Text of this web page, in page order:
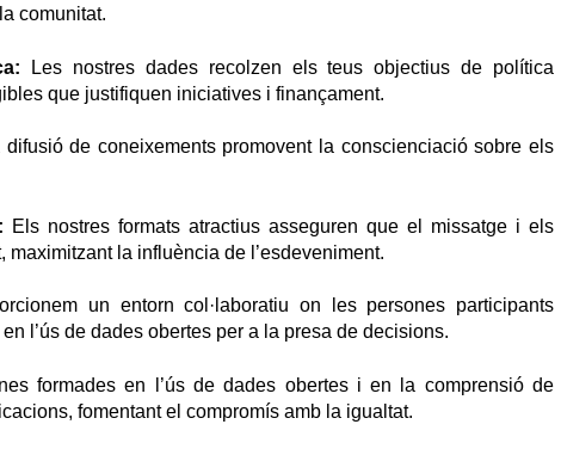
comunitat.
Les nostres dades recolzen els teus objectius de política
que justifiquen iniciatives i finançament.
difusió de coneixements promovent la conscienciació sobre els
Els nostres formats atractius asseguren que el missatge i els
la influència de l’esdeveniment.
un entorn col·laboratiu on les persones participants
l’ús de dades obertes per a la presa de decisions.
formades en l’ús de dades obertes i en la comprensió de
fomentant el compromís amb la igualtat.